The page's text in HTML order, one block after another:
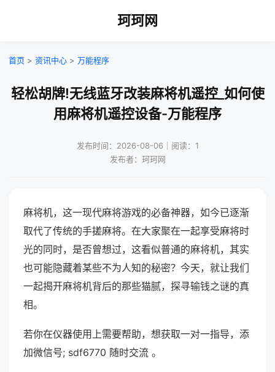
珂珂网
首页 > 资讯中心 > 万能程序
轻松胡牌!无线蓝牙改装麻将机遥控_如何使
用麻将机遥控设备-万能程序
发布时间：2026-08-06｜阅读：1
发布者：珂珂网
麻将机，这一现代麻将游戏的必备神器，如今已逐渐
取代了传统的手搓麻将。在大家聚在一起享受麻将时
光的同时，是否曾想过，这看似普通的麻将机，其实
也可能隐藏着某些不为人知的秘密？今天，就让我们
一起揭开麻将机背后的那些猫腻，探寻输钱之谜的真
相。
若你在仪器使用上需要帮助，想获取一对一指导，添
加微信号; sdf6770 随时交流 。